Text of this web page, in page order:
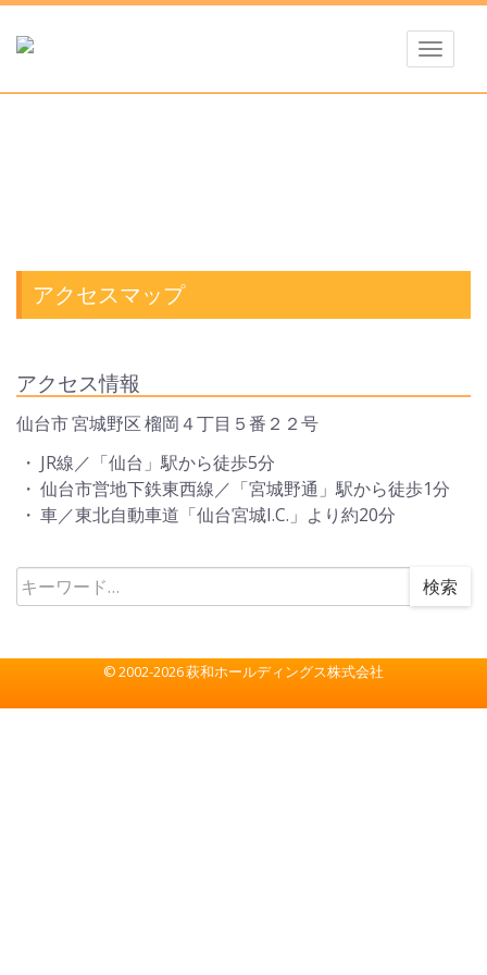
Skip
to
Toggle
アクセスマップ
アクセス情報
仙台市 宮城野区 榴岡４丁目５番２２号
・ JR線／「仙台」駅から徒歩5分
・ 仙台市営地下鉄東西線／「宮城野通」駅から徒歩1分
・ 車／東北自動車道「仙台宮城I.C.」より約20分
検索
© 2002-2026 萩和ホールディングス株式会社